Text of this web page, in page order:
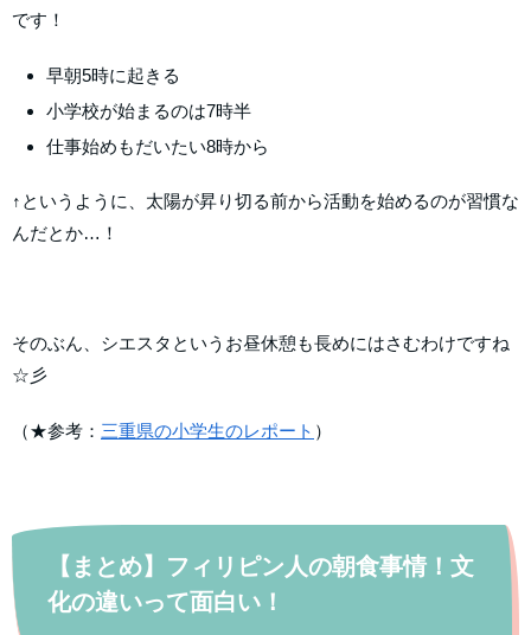
です！
早朝5時に起きる
小学校が始まるのは7時半
仕事始めもだいたい8時から
↑というように、太陽が昇り切る前から活動を始めるのが習慣な
んだとか…！
そのぶん、シエスタというお昼休憩も長めにはさむわけですね
☆彡
（★参考： 三重県の小学生のレポート ）
【まとめ】フィリピン人の朝食事情！文
化の違いって面白い！